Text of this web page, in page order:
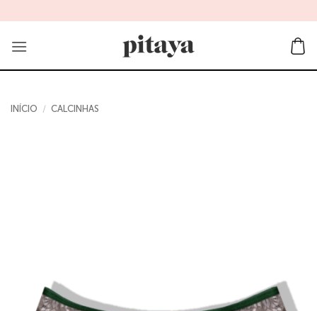
to
content
INÍCIO / CALCINHAS